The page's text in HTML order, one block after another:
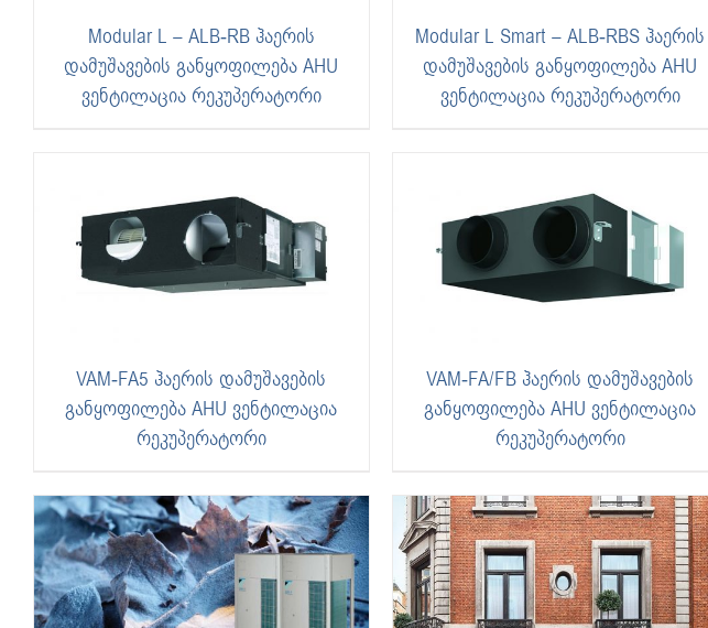
Modular L – ALB-RB ჰაერის
დამუშავების განყოფილება AHU
ვენტილაცია რეკუპერატორი
Modular L Smart – ALB-RBS ჰაერის
დამუშავების განყოფილება AHU
ვენტილაცია რეკუპერატორი
VAM-FA5 ჰაერის დამუშავების
განყოფილება AHU ვენტილაცია
რეკუპერატორი
VAM-FA/FB ჰაერის დამუშავების
განყოფილება AHU ვენტილაცია
რეკუპერატორი